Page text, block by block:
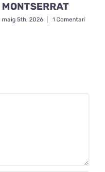
MONTSERRAT
maig 5th, 2026 1 Comentari